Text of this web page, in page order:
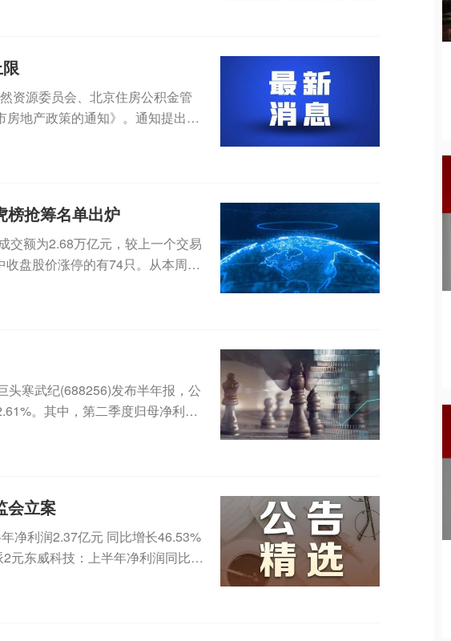
资源委员会、北京住房公积金管
地产政策的通知》。通知提出，
榜抢筹名单出炉
交额为2.68万亿元，较上一个交易
盘股价涨停的有74只。从本周的
头寒武纪(688256)发布半年报，公
。其中，第二季度归母净利为
会立案
净利润2.37亿元 同比增长46.53%
元东威科技：上半年净利润同比增